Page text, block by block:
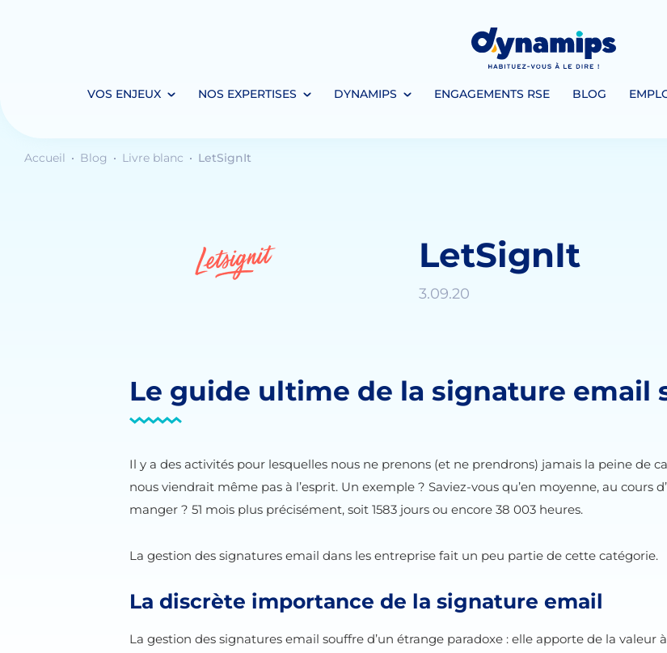
VOS ENJEUX NOS EXPERTISES DYNAMIPS ENGAGEMENTS RSE BLOG
Accueil Blog Livre blanc LetSignIt
LetSignIt
3.09.20
Le guide ultime de la signature email
Il y a des activités pour lesquelles nous ne prenons (et ne prendrons) jamais la peine de
nous viendrait même pas à l’esprit. Un exemple ? Saviez-vous qu’en moyenne, au cours
manger ? 51 mois plus précisément, soit 1583 jours ou encore 38 003 heures.
La gestion des signatures email dans les entreprise fait un peu partie de cette catégorie.
La discrète importance de la signature email
La gestion des signatures email souffre d’un étrange paradoxe : elle apporte de la valeur